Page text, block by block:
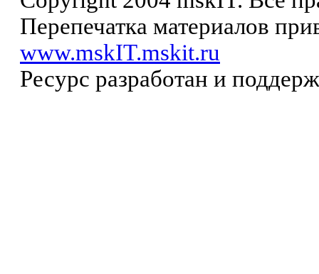
Перепечатка материалов
www.mskIT.mskit.ru
Ресурс разработан и